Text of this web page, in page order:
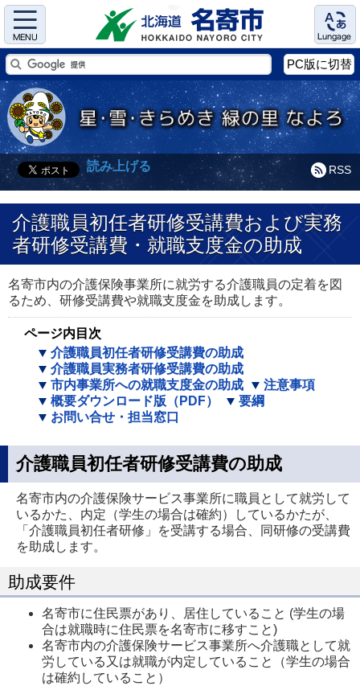
Menu Language
PC版に切替
RSS
読み上げる
介護職員初任者研修受講費および実務
者研修受講費・就職支度金の助成
名寄市内の介護保険事業所に就労する介護職員の定着を図
るため、研修受講費や就職支度金を助成します。
ページ内目次
介護職員初任者研修受講費の助成
介護職員実務者研修受講費の助成
市内事業所への就職支度金の助成
注意事項
概要ダウンロード版（PDF）
要綱
お問い合せ・担当窓口
介護職員初任者研修受講費の助成
名寄市内の介護保険サービス事業所に職員として就労して
いるかた、内定（学生の場合は確約）しているかたが、
「介護職員初任者研修」を受講する場合、同研修の受講費
を助成します。
助成要件
名寄市に住民票があり、居住していること (学生の場
合は就職時に住民票を名寄市に移すこと)
名寄市内の介護保険サービス事業所へ介護職として就
労している又は就職が内定していること（学生の場合
は確約していること）